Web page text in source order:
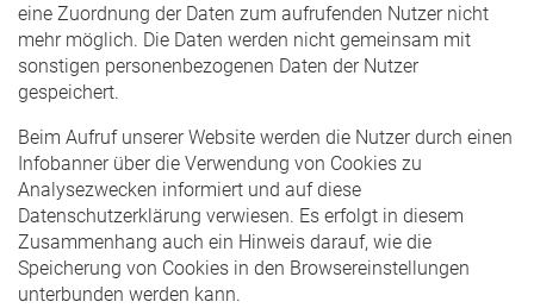
eine Zuordnung der Daten zum aufrufenden Nutzer nicht
mehr möglich. Die Daten werden nicht gemeinsam mit
sonstigen personenbezogenen Daten der Nutzer
gespeichert.
Beim Aufruf unserer Website werden die Nutzer durch einen
Infobanner über die Verwendung von Cookies zu
Analysezwecken informiert und auf diese
Datenschutzerklärung verwiesen. Es erfolgt in diesem
Zusammenhang auch ein Hinweis darauf, wie die
Speicherung von Cookies in den Browsereinstellungen
unterbunden werden kann.